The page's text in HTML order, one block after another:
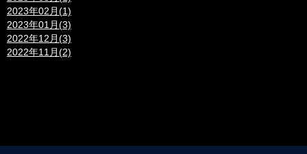
2023年02月(1)
2023年01月(3)
2022年12月(3)
2022年11月(2)